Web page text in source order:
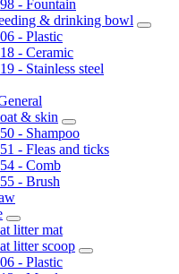
98 - Fountain
& drinking bowl
06 - Plastic
18 - Ceramic
19 - Stainless steel
& skin
50 - Shampoo
51 - Fleas and ticks
54 - Comb
55 - Brush
litter mat
litter scoop
06 - Plastic